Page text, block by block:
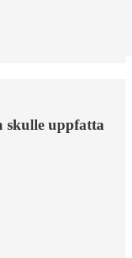
skulle uppfatta